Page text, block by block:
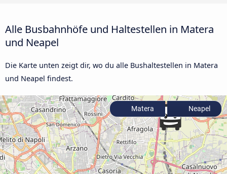
Alle Busbahnhöfe und Haltestellen in Matera
und Neapel
Die Karte unten zeigt dir, wo du alle Bushaltestellen in Matera
und Neapel findest.
Matera Neapel